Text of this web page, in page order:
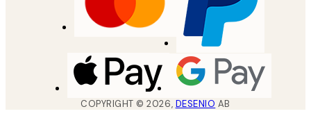
COPYRIGHT ©2026, DESENIO AB